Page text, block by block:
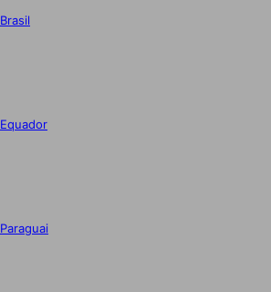
Brasil
Equador
Paraguai